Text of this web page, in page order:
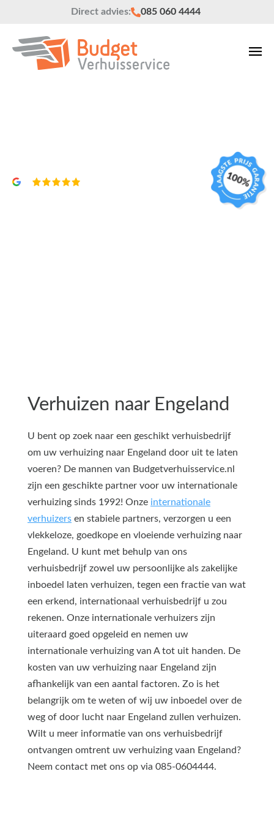
Direct advies: 085 060 4444
Verhuizen naar Engeland
U bent op zoek naar een geschikt verhuisbedrijf
om uw verhuizing naar Engeland door uit te laten
voeren? De mannen van Budgetverhuisservice.nl
zijn een geschikte partner voor uw internationale
verhuizing sinds 1992! Onze internationale
verhuizers en stabiele partners, verzorgen u een
vlekkeloze, goedkope en vloeiende verhuizing naar
Engeland. U kunt met behulp van ons
verhuisbedrijf zowel uw persoonlijke als zakelijke
inboedel laten verhuizen, tegen een fractie van wat
een erkend, internationaal verhuisbedrijf u zou
rekenen. Onze internationale verhuizers zijn
uiteraard goed opgeleid en nemen uw
internationale verhuizing van A tot uit handen. De
kosten van uw verhuizing naar Engeland zijn
afhankelijk van een aantal factoren. Zo is het
belangrijk om te weten of wij uw inboedel over de
weg of door lucht naar Engeland zullen verhuizen.
Wilt u meer informatie van ons verhuisbedrijf
ontvangen omtrent uw verhuizing vaan Engeland?
Neem contact met ons op via 085-0604444.